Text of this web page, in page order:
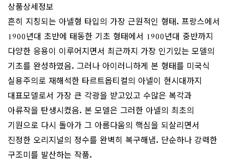
상품상세정보
흔히 지칭되는 아넬형 타입의 가장 근원적인 형태. 프랑스에서
1900년대 초반에 태동한 기초 형태에서 1900년대 중반까지
다양한 응용이 이루어지면서 최근까지 가장 인기있는 모델의
기초를 완성하였음. 그러나 아이러니하게 본 형태를 미국식
실용주의로 재해석한 타르트옵티컬의 아넬이 현시대까지
대표모델로서 가장 큰 각광을 받고있고 수많은 복각과
아류작을 탄생시켰음. 본 모델은 그러한 아넬의 최초의
기원으로 다시 돌아가 그 아름다움의 핵심을 되살리면서
진정한 오리지널의 정수를 완벽히 복구해냄. 단순하나 강력한
구조미를 발산하는 작품.